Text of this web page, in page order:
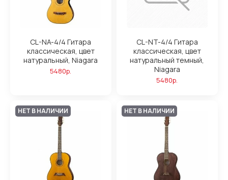
CL-NA-4/4 Гитара
классическая, цвет
натуральный, Niagara
5480р.
CL-NT-4/4 Гитара
классическая, цвет
натуральный темный,
Niagara
5480р.
НЕТ В НАЛИЧИИ НЕТ В НАЛИЧИИ